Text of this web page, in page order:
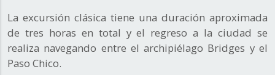
La excursión clásica tiene una duración aproximada
de tres horas en total y el regreso a la ciudad se
realiza navegando entre el archipiélago Bridges y el
Paso Chico.